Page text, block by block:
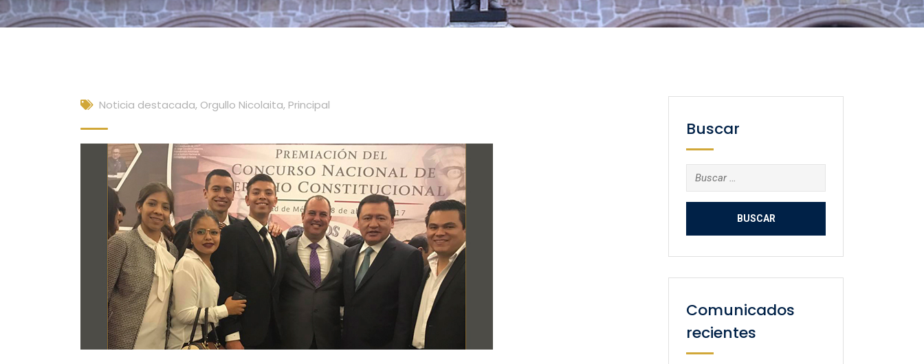
Noticia destacada, Orgullo Nicolaita, Principal
Buscar
Buscar:
Comunicados
recientes